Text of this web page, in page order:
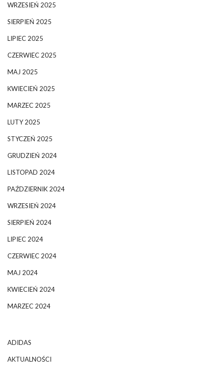
WRZESIEŃ 2025
SIERPIEŃ 2025
LIPIEC 2025
CZERWIEC 2025
MAJ 2025
KWIECIEŃ 2025
MARZEC 2025
LUTY 2025
STYCZEŃ 2025
GRUDZIEŃ 2024
LISTOPAD 2024
PAŹDZIERNIK 2024
WRZESIEŃ 2024
SIERPIEŃ 2024
LIPIEC 2024
CZERWIEC 2024
MAJ 2024
KWIECIEŃ 2024
MARZEC 2024
ADIDAS
AKTUALNOŚCI